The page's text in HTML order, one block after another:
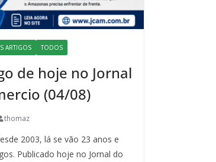
ARTIGOS TODOS
de hoje no Jornal
(04/08)
thomaz
2003, lá se vão 23 anos e
Publicado hoje no Jornal do